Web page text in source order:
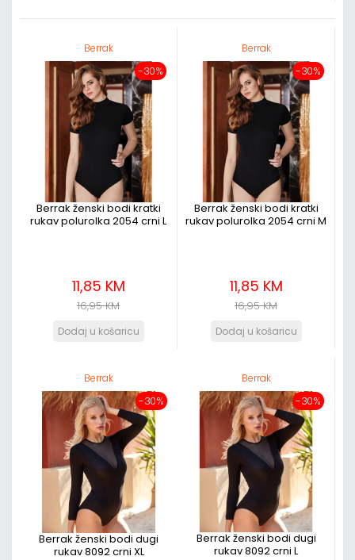
Berrak
-30%
Berrak ženski bodi kratki
rukav polurolka 2054 crni L
11,85 KM
16,95 KM
Berrak
-30%
Berrak ženski bodi kratki
rukav polurolka 2054 crni M
11,85 KM
16,95 KM
Berrak
-30%
Berrak ženski bodi dugi
rukav 8092 crni XL
Berrak
-30%
Berrak ženski bodi dugi
rukav 8092 crni L